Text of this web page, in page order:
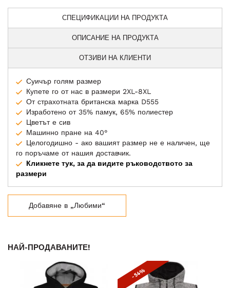
СПЕЦИФИКАЦИИ НА ПРОДУКТА
ОПИСАНИЕ НА ПРОДУКТА
ОТЗИВИ НА КЛИЕНТИ
Суичър голям размер
Купете го от нас в размери 2XL-8XL
От страхотната британска марка D555
Изработено от 35% памук, 65% полиестер
Цветът е сив
Машинно пране на 40°
Целогодишно - ако вашият размер не е наличен, ще
го поръчаме от нашия доставчик.
Кликнете тук, за да видите ръководството за
размери
Добавяне в „Любими“
НАЙ-ПРОДАВАНИТЕ!
- 54%